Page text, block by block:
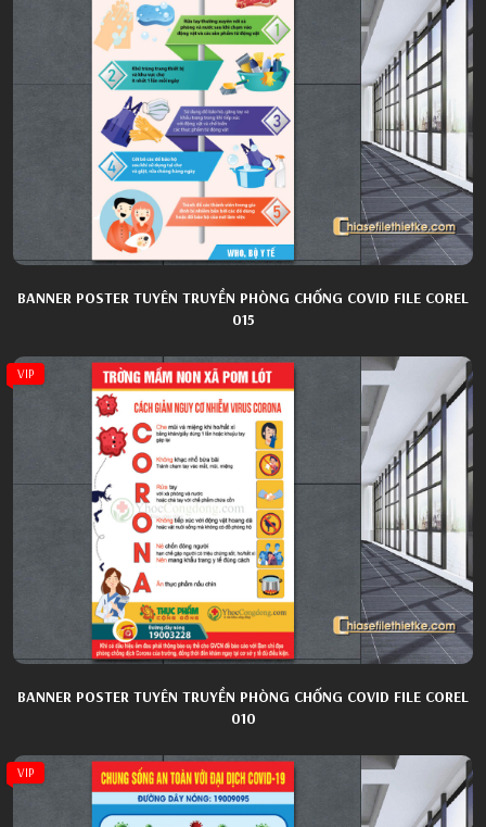
BANNER POSTER TUYÊN TRUYỀN PHÒNG CHỐNG COVID FILE COREL
015
VIP
BANNER POSTER TUYÊN TRUYỀN PHÒNG CHỐNG COVID FILE COREL
010
VIP